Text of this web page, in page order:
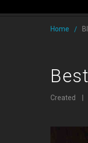
Home /
Created